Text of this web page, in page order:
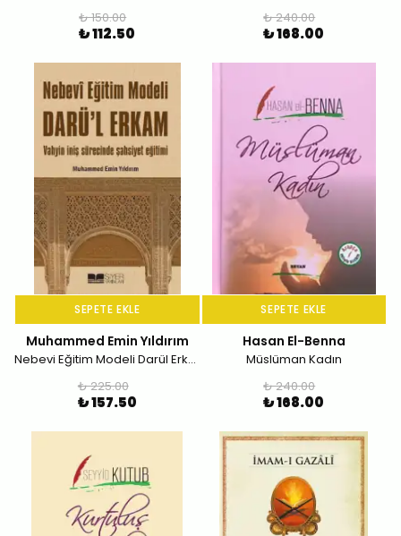
₺ 150.00
₺ 112.50
₺ 240.00
₺ 168.00
SEPETE EKLE
Muhammed Emin Yıldırım
Nebevi Eğitim Modeli Darül Erkam; Vahyin İniş Sürecinde Şahsiyet Eğitimi
₺ 225.00
₺ 157.50
SEPETE EKLE
Hasan El-Benna
Müslüman Kadın
₺ 240.00
₺ 168.00